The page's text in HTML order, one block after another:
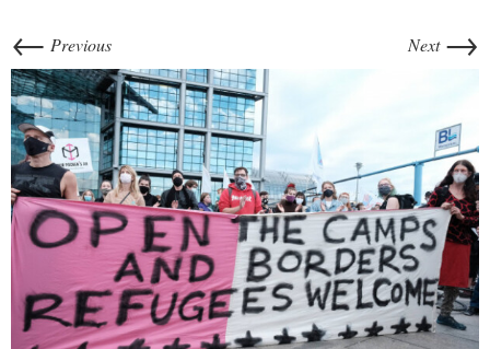
← Previous Next →